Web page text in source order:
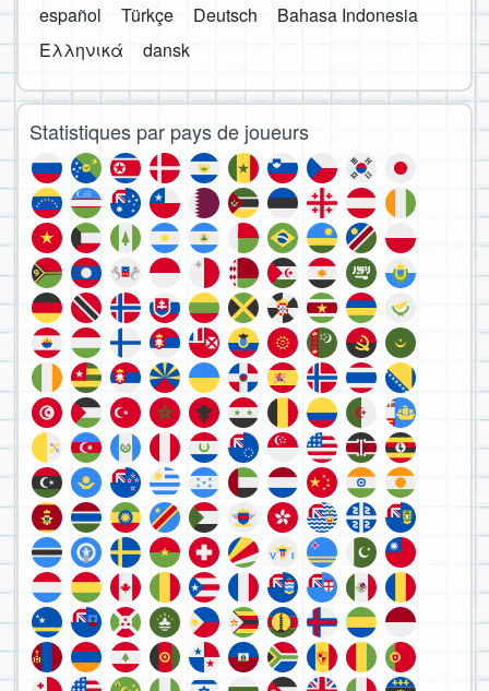
español
Türkçe Deutsch
Bahasa Indonesia
Ελληνικά
dansk
Statistiques par pays de joueurs